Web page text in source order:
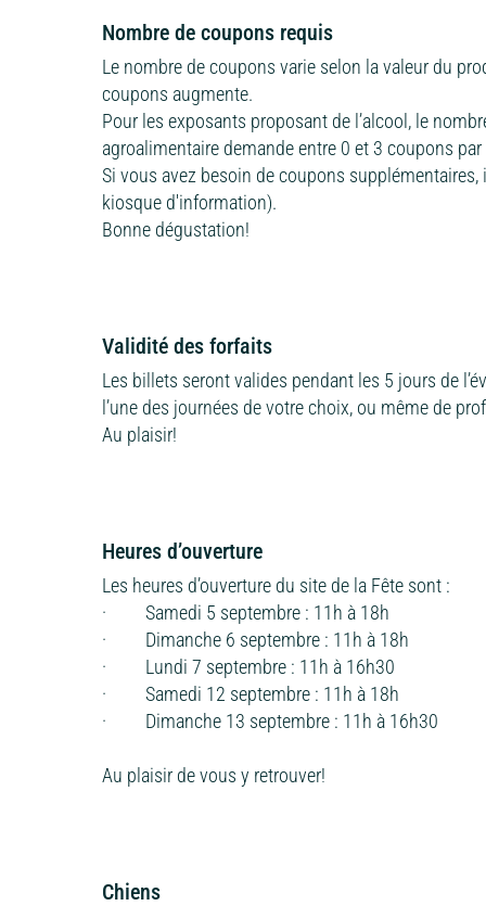
Nombre de coupons requis
Le nombre de coupons varie selon la valeur du
coupons augmente.
Pour les exposants proposant de l’alcool, le
agroalimentaire demande entre 0 et 3 coupons
Si vous avez besoin de coupons
kiosque d'information).
Bonne dégustation!
Validité des forfaits
Les billets seront valides pendant les 5 jours de
l’une des journées de votre choix, ou même de
Au plaisir!
Heures d’ouverture
Les heures d’ouverture du site de la Fête sont :
· Samedi 5 septembre : 11h à 18h
· Dimanche 6 septembre : 11h à 18h
· Lundi 7 septembre : 11h à 16h30
· Samedi 12 septembre : 11h à 18h
· Dimanche 13 septembre : 11h à 16h30
Au plaisir de vous y retrouver!
Chiens